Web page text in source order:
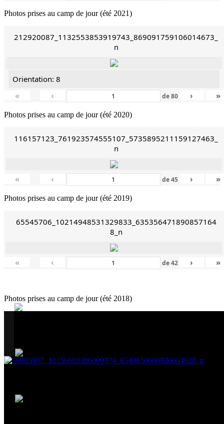
Photos prises au camp de jour (été 2021)
212920087_1132553853919743_869091759106014673_
n
Orientation: 8
«
‹ de80 › »
Photos prises au camp de jour (été 2020)
116157123_761923574555107_5735895211159127463_
n
« ‹ de45 › »
Photos prises au camp de jour (été 2019)
65545706_10214948531329833_635356471890857164
8_n
« ‹ de42 › »
Photos prises au camp de jour (été 2018)